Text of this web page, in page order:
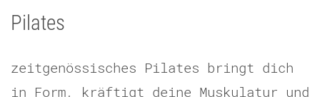
Pilates
zeitgenössisches Pilates bringt dich
in Form, kräftigt deine Muskulatur und